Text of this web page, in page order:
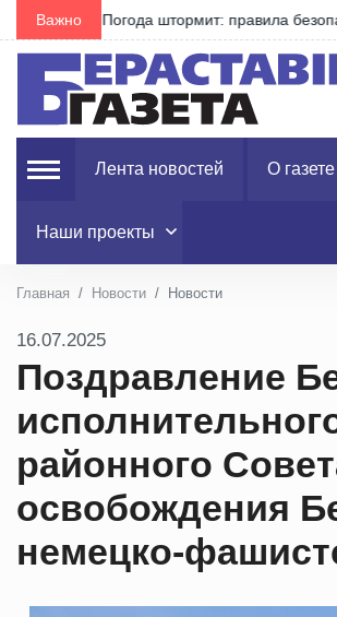
Важно Воровал химикаты для своего
Лента новостей О газете
Наши проекты
Главная Новости Новости
16.07.2025
Поздравление
районного
освобождения
немецко-